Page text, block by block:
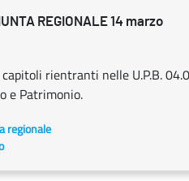
REGIONALE 14 marzo
rientranti nelle U.P.B.
e Patrimonio.
regionale